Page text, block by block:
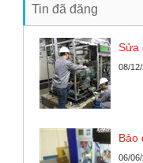
thế - Chủ động về thời
Tin đã đăng
Sửa
08/
Bảo
06/